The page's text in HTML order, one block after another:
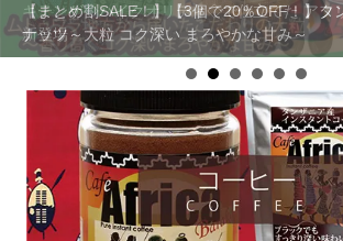
キテンゲ◇ハイクオリティ◇で仕立てた アフ
新登場
【まとめ割SALE！】【3個で20％OFF！】タ
ナッツ～大粒 コク深い まろやかな甘み～